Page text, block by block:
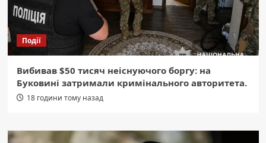
Події
Вибивав $50 тисяч неіснуючого боргу: на
Буковині затримали кримінального авторитета.
18 години тому назад